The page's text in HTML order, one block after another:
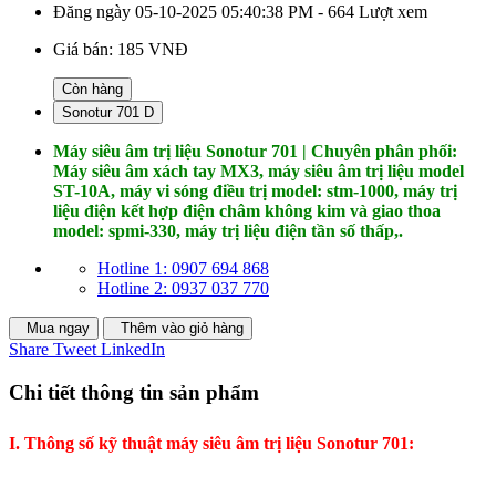
Đăng ngày 05-10-2025 05:40:38 PM - 664 Lượt xem
Giá bán: 185 VNĐ
Còn hàng
Sonotur 701 D
Máy siêu âm trị liệu Sonotur 701 | Chuyên phân phối:
Máy siêu âm xách tay MX3, máy siêu âm trị liệu model
ST-10A, máy vi sóng điều trị model: stm-1000, máy trị
liệu điện kết hợp điện châm không kim và giao thoa
model: spmi-330, máy trị liệu điện tần số thấp,.
Hotline 1: 0907 694 868
Hotline 2: 0937 037 770
Mua ngay Thêm vào giỏ hàng
Share Tweet LinkedIn
Chi tiết thông tin sản phẩm
I. Thông số kỹ thuật máy siêu âm trị liệu Sonotur 701: